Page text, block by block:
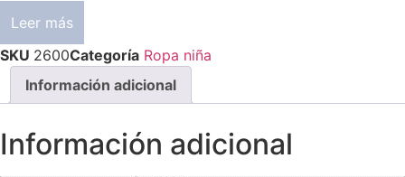
Leer más
SKU 2600Categoría Ropa niña
Información adicional
Información adicional